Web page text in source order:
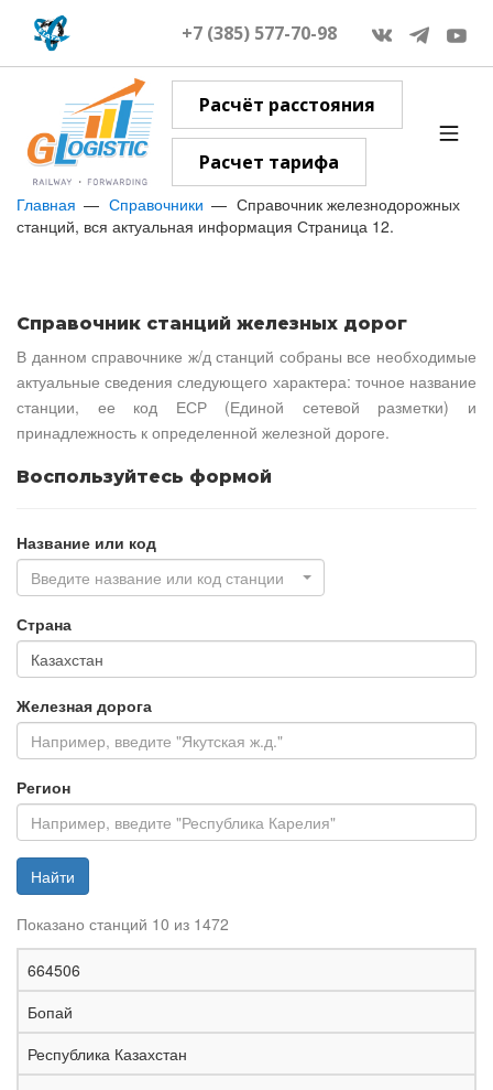
+7 (385) 577-70-98
Расчёт расстояния
Расчет тарифа
Главная Справочники
Справочник железнодорожных
станций, вся актуальная информация Страница 12.
Справочник станций железных дорог
В данном справочнике ж/д станций собраны все необходимые
актуальные сведения следующего характера: точное название
станции, ее код ЕСР (Единой сетевой разметки) и
принадлежность к определенной железной дороге.
Воспользуйтесь формой
Название или код
Введите название или код станции
Страна
Железная дорога
Регион
Найти
Показано станций 10 из 1472
е
е
з
н
664506
Бопай
Республика Казахстан